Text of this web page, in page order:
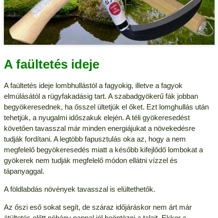
A faültetés ideje
A faültetés ideje lombhullástól a fagyokig, illetve a fagyok
elmúlásától a rügyfakadásig tart. A szabadgyökerű fák jobban
begyökeresednek, ha ősszel ültetjük el őket. Ezt lomghullás után
tehetjük, a nyugalmi időszakuk elején. A téli gyökeresedést
követően tavasszal már minden energiájukat a növekedésre
tudják fordítani. A legtöbb fapusztulás oka az, hogy a nem
megfelelő begyökeresedés miatt a később kifejlődő lombokat a
gyökerek nem tudják megfelelő módon ellátni vízzel és
tápanyaggal.
A földlabdás növények tavasszal is elültethetők.
Az őszi eső sokat segít, de száraz időjáráskor nem árt már